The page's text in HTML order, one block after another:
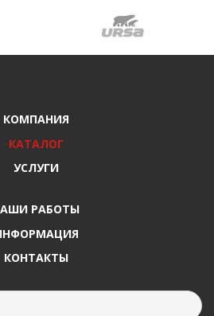
КОМПАНИЯ
КАТАЛОГ
УСЛУГИ
РАБОТЫ
КОНТАКТЫ